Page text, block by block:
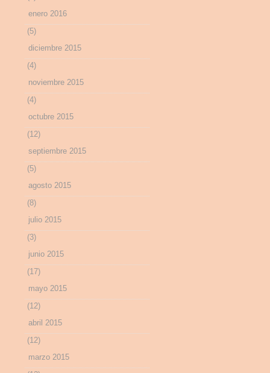
enero 2016
(5)
diciembre 2015
(4)
noviembre 2015
(4)
octubre 2015
(12)
septiembre 2015
(5)
agosto 2015
(8)
julio 2015
(3)
junio 2015
(17)
mayo 2015
(12)
abril 2015
(12)
marzo 2015